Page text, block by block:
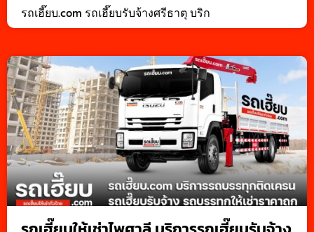
รถเฮี๊ยบ.com รถเฮี๊ยบรับจ้างศรีธาตุ บริก